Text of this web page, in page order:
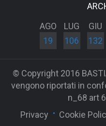
AGO
19
LUG
106
GIU
132
© Copyright 2016
vengono riportati in
n_68 art
Privacy
Cookie